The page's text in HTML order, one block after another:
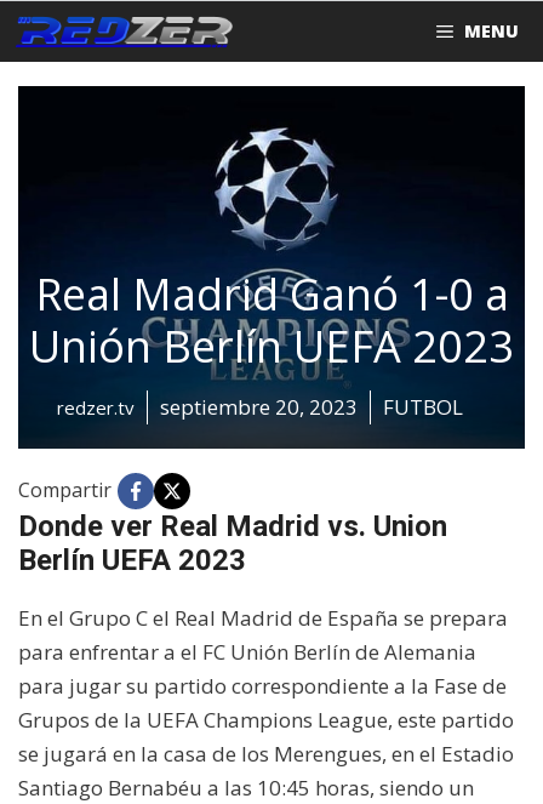
Saltar
al
contenido
MENU
Real Madrid Ganó 1-0 a
Unión Berlín UEFA 2023
redzer.tv septiembre 20, 2023 FUTBOL
Compartir
Donde ver Real Madrid vs. Union
Berlín UEFA 2023
En el Grupo C el Real Madrid de España se prepara
para enfrentar a el FC Unión Berlín de Alemania
para jugar su partido correspondiente a la Fase de
Grupos de la UEFA Champions League, este partido
se jugará en la casa de los Merengues, en el Estadio
Santiago Bernabéu a las 10:45 horas, siendo un